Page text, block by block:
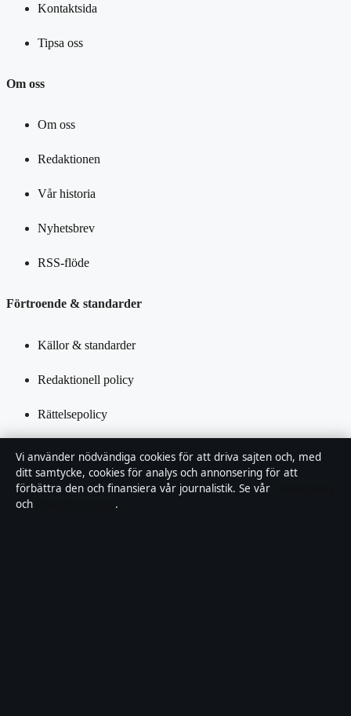
Kontaktsida
Tipsa oss
Om oss
Om oss
Redaktionen
Vår historia
Nyhetsbrev
RSS-flöde
Förtroende & standarder
Källor & standarder
Redaktionell policy
Rättelsepolicy
Integritetspolicy
Vi använder nödvändiga cookies för att driva sajten och, med
ditt samtycke, cookies för analys och annonsering för att
förbättra den och finansiera vår journalistik. Se vår
och
.